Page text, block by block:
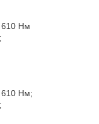
610 Нм
610 Нм;